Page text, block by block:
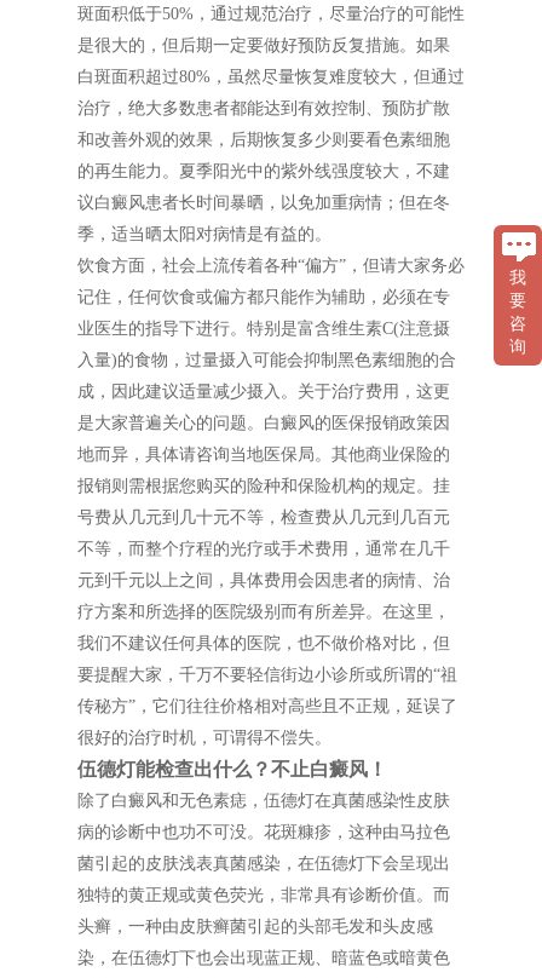
斑面积低于50%，通过规范治疗，尽量治疗的可能性
是很大的，但后期一定要做好预防反复措施。如果
白斑面积超过80%，虽然尽量恢复难度较大，但通过
治疗，绝大多数患者都能达到有效控制、预防扩散
和改善外观的效果，后期恢复多少则要看色素细胞
的再生能力。夏季阳光中的紫外线强度较大，不建
议白癜风患者长时间暴晒，以免加重病情；但在冬
季，适当晒太阳对病情是有益的。
饮食方面，社会上流传着各种“偏方”，但请大家务必
记住，任何饮食或偏方都只能作为辅助，必须在专
业医生的指导下进行。特别是富含维生素C(注意摄
入量)的食物，过量摄入可能会抑制黑色素细胞的合
成，因此建议适量减少摄入。关于治疗费用，这更
是大家普遍关心的问题。白癜风的医保报销政策因
地而异，具体请咨询当地医保局。其他商业保险的
报销则需根据您购买的险种和保险机构的规定。挂
号费从几元到几十元不等，检查费从几元到几百元
不等，而整个疗程的光疗或手术费用，通常在几千
元到千元以上之间，具体费用会因患者的病情、治
疗方案和所选择的医院级别而有所差异。在这里，
我们不建议任何具体的医院，也不做价格对比，但
要提醒大家，千万不要轻信街边小诊所或所谓的“祖
传秘方”，它们往往价格相对高些且不正规，延误了
很好的治疗时机，可谓得不偿失。
伍德灯能检查出什么？不止白癜风！
除了白癜风和无色素痣，伍德灯在真菌感染性皮肤
病的诊断中也功不可没。花斑糠疹，这种由马拉色
菌引起的皮肤浅表真菌感染，在伍德灯下会呈现出
独特的黄正规或黄色荧光，非常具有诊断价值。而
头癣，一种由皮肤癣菌引起的头部毛发和头皮感
染，在伍德灯下也会出现蓝正规、暗蓝色或暗黄色
我
要
咨
询